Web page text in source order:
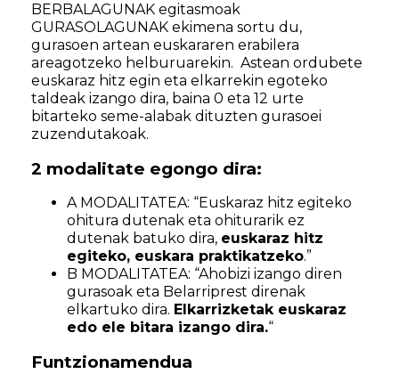
BERBALAGUNAK egitasmoak
GURASOLAGUNAK ekimena sortu du,
gurasoen artean euskararen erabilera
areagotzeko helburuarekin. Astean ordubete
euskaraz hitz egin eta elkarrekin egoteko
taldeak izango dira, baina 0 eta 12 urte
bitarteko seme-alabak dituzten gurasoei
zuzendutakoak.
2 modalitate egongo dira:
A MODALITATEA: “Euskaraz hitz egiteko
ohitura dutenak eta ohiturarik ez
dutenak batuko dira, euskaraz hitz
egiteko, euskara praktikatzeko.”
B MODALITATEA: “Ahobizi izango diren
gurasoak eta Belarriprest direnak
elkartuko dira. Elkarrizketak euskaraz
edo ele bitara izango dira.“
Funtzionamendua